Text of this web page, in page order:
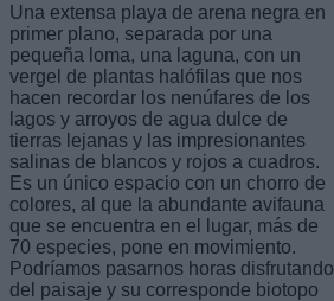
Una extensa playa de arena negra en
primer plano, separada por una
pequeña loma, una laguna, con un
vergel de plantas halófilas que nos
hacen recordar los nenúfares de los
lagos y arroyos de agua dulce de
tierras lejanas y las impresionantes
salinas de blancos y rojos a cuadros.
Es un único espacio con un chorro de
colores, al que la abundante avifauna
que se encuentra en el lugar, más de
70 especies, pone en movimiento.
Podríamos pasarnos horas disfrutando
del paisaje y su corresponde biotopo